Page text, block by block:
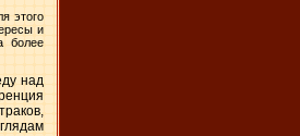
этого
и
более
над